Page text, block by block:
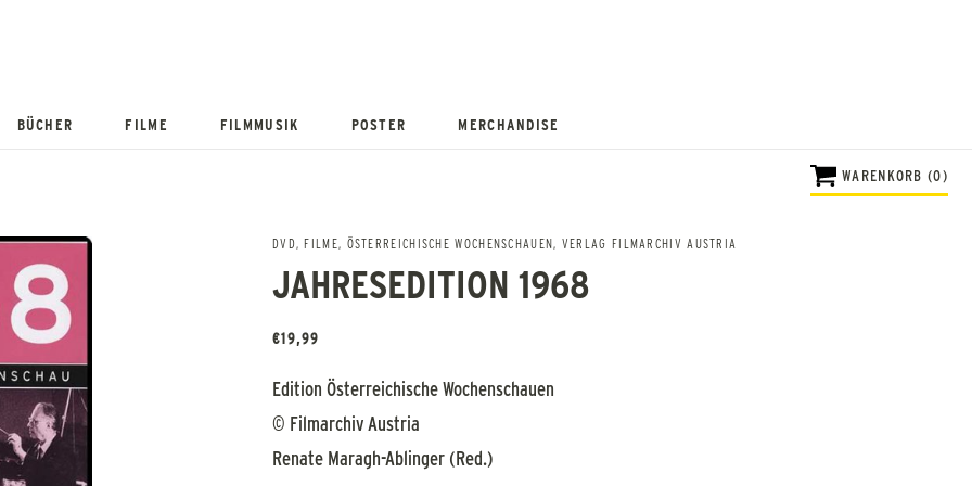
BÜCHER FILME FILMMUSIK POSTER MERCHANDISE
WARENKORB (0)
DVD,FILME, ÖSTERREICHISCHE WOCHENSCHAUEN, VERLAG FILMARCHIV AUSTRIA
JAHRESEDITION 1968
€19,99
Edition Österreichische Wochenschauen
© Filmarchiv Austria
Renate Maragh-Ablinger (Red.)